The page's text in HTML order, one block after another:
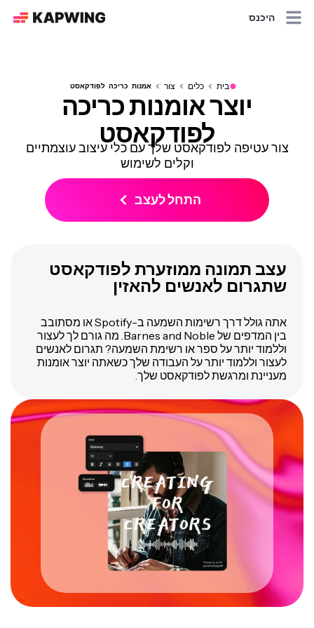
היכנס
●בית כלים צור אמנות כריכה לפודקאסט
יוצר אומנות כריכה
לפודקאסט
צור עטיפה לפודקאסט שלך עם כלי עיצוב עוצמתיים
וקלים לשימוש
התחל לעצב
עצב תמונה ממוזערת לפודקאסט
שתגרום לאנשים להאזין
אתה גולל דרך רשימות השמעה ב-Spotify או מסתובב
בין המדפים של Barnes and Noble. מה גורם לך לעצור
וללמוד יותר על ספר או רשימת השמעה? תגרום לאנשים
לעצור וללמוד יותר על העבודה שלך כשאתה יוצר אומנות
מעניינת ומרגשת לפודקאסט שלך.